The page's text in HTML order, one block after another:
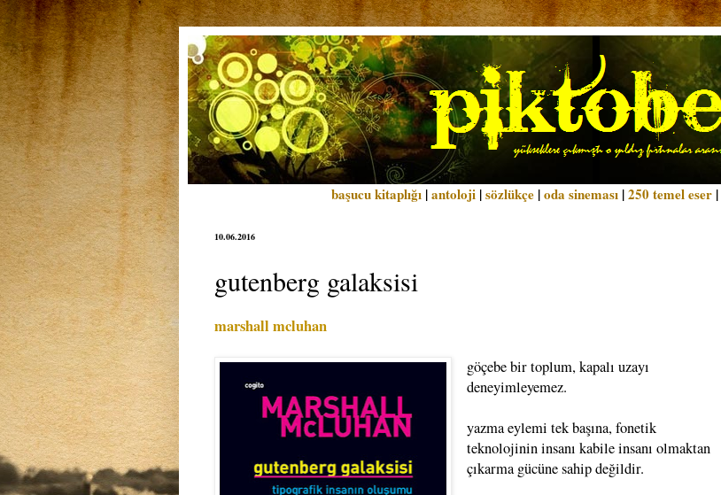
başucu kitaplığı |antoloji |sözlükçe |oda sineması |250 temel eser |
10.06.2016
gutenberg galaksisi
marshall mcluhan
göçebe bir toplum, kapalı uzayı
deneyimleyemez.
yazma eylemi tek başına, fonetik
teknolojinin insanı kabile insanı olmaktan
çıkarma gücüne sahip değildir.